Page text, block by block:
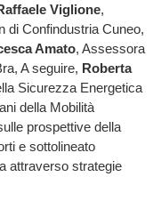
Viglione,
di Confindustria Cuneo,
Amato, Assessora
A seguire, Roberta
Sicurezza Energetica
della Mobilità
prospettive della
e sottolineato
attraverso strategie